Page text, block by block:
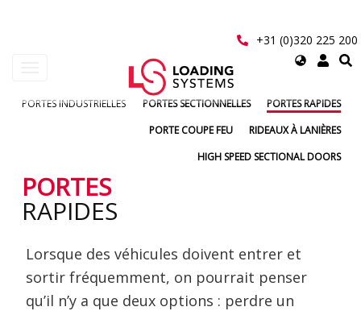
+31 (0)320 225 200
Select
User
PORTES INDUSTRIELLES PORTES SECTIONNELLES
PORTES RAPIDES
PORTE COUPE FEU
RIDEAUX À LANIÈRES
HIGH SPEED SECTIONAL DOORS
PORTES
RAPIDES
Lorsque des véhicules doivent entrer et
sortir fréquemment, on pourrait penser
qu’il n’y a que deux options : perdre un